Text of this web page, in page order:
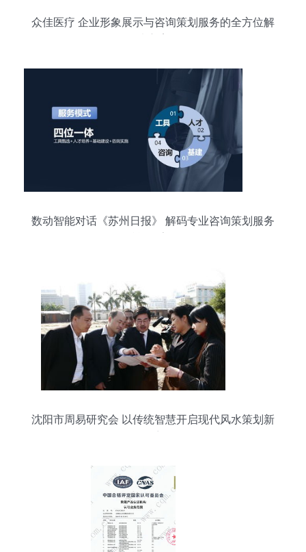
众佳医疗 企业形象展示与咨询策划服务的全方位解
数动智能对话《苏州日报》 解码专业咨询策划服务
沈阳市周易研究会 以传统智慧开启现代风水策划新